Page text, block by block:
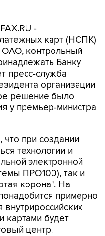
-
карт (НСПК)
ОАО, контрольный
Банку
пресс-служба
организации
решение было
у премьер-министра
при создании
технологии и
электронной
ПРО100), так и
корона". На
примерно
картами будет
центр.